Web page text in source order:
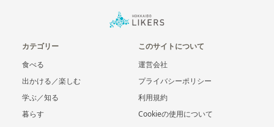
カテゴリー
食べる
出かける／楽しむ
学ぶ／知る
暮らす
このサイトについて
運営会社
プライバシーポリシー
利用規約
Cookieの使用について